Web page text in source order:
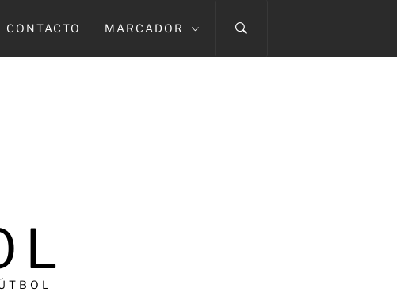
CONTACTO MARCADOR